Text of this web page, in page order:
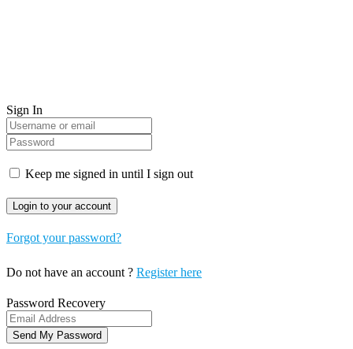
Sign In
Keep me signed in until I sign out
Forgot your password?
Do not have an account ? Register here
Password Recovery